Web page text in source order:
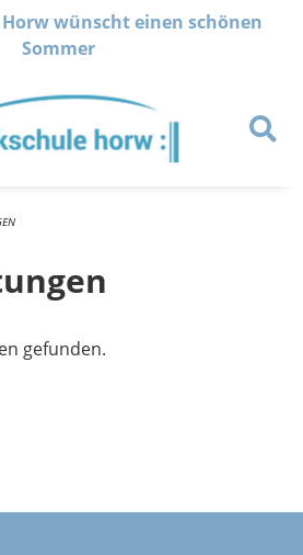
wünscht einen schönen
Sommer
gefunden.